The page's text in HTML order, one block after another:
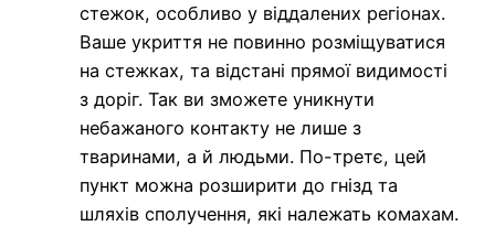
стежок, особливо у віддалених регіонах.
Ваше укриття не повинно розміщуватися
на стежках, та відстані прямої видимості
з доріг. Так ви зможете уникнути
небажаного контакту не лише з
тваринами, а й людьми. По-третє, цей
пункт можна розширити до гнізд та
шляхів сполучення, які належать комахам.